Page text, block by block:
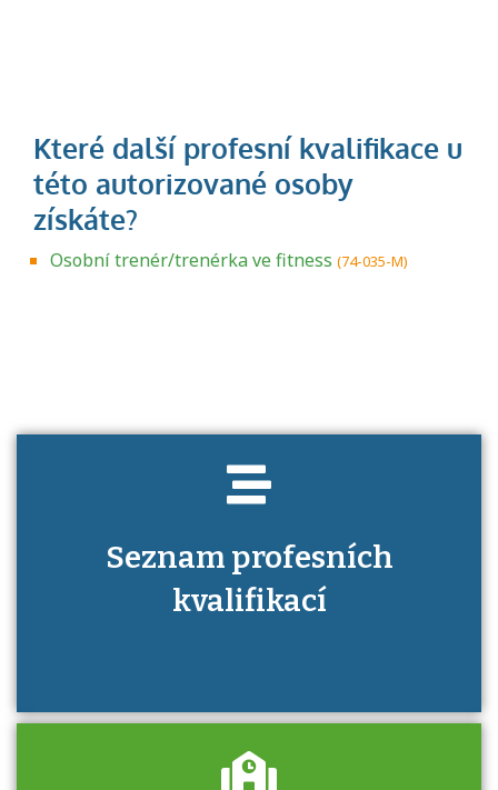
Osobní trenér/trenérka ve fitness (74-035-M)
Seznam profesních
kvalifikací
Projděte si seznam profesních kvalifikací.